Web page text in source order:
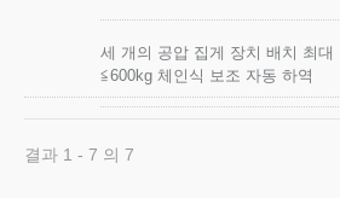
세 개의 공압 집게 장치 배치 최대
≦600kg 체인식 보조 자동 하역
결과 1 - 7 의 7